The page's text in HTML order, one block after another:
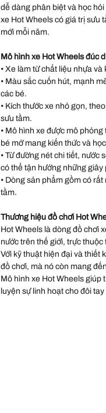
dễ dàng phân biệt và học
xe Hot Wheels có giá trị sưu
mới mỗi năm.
Mô hình xe Hot Wheels đúc
• Xe làm từ chất liệu nhựa
• Màu sắc cuốn hút, mạnh
các bé.
• Kích thước xe nhỏ gọn,
sưu tầm.
• Mô hình xe được mô
bé mở mang kiến thức và
• Từ đường nét chi tiết, nước
có thể tận hưởng những
• Dòng sản phẩm gồm có
tầm.
Thương hiệu đồ chơi Hot
Hot Wheels là dòng đồ chơi
nước trên thế giới, trực
Với kỹ thuật hiện đại và thiết
đồ chơi, mà nó còn mang
Mô hình xe Hot Wheels giúp
luyện sự linh hoạt cho đôi